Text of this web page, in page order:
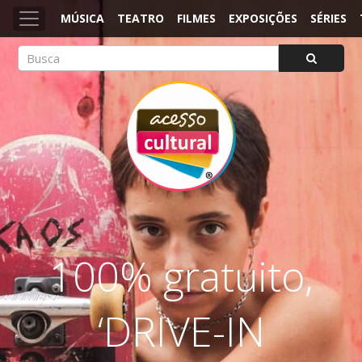
MÚSICA TEATRO FILMES EXPOSIÇÕES SÉRIES
ACESSO CULTURAL
Arte, Cultura Pop e Entretenimento
100% gratuito,
‘DRIVE-IN